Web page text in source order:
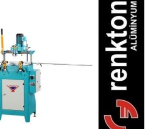
Freze Makinesi
(Pnömatik)